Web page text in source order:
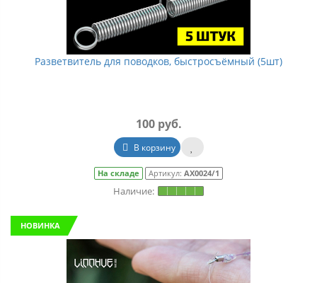
Разветвитель для поводков, быстросъёмный (5шт)
100 руб.
В корзину
На складе Артикул: АХ0024/1
НОВИНКА